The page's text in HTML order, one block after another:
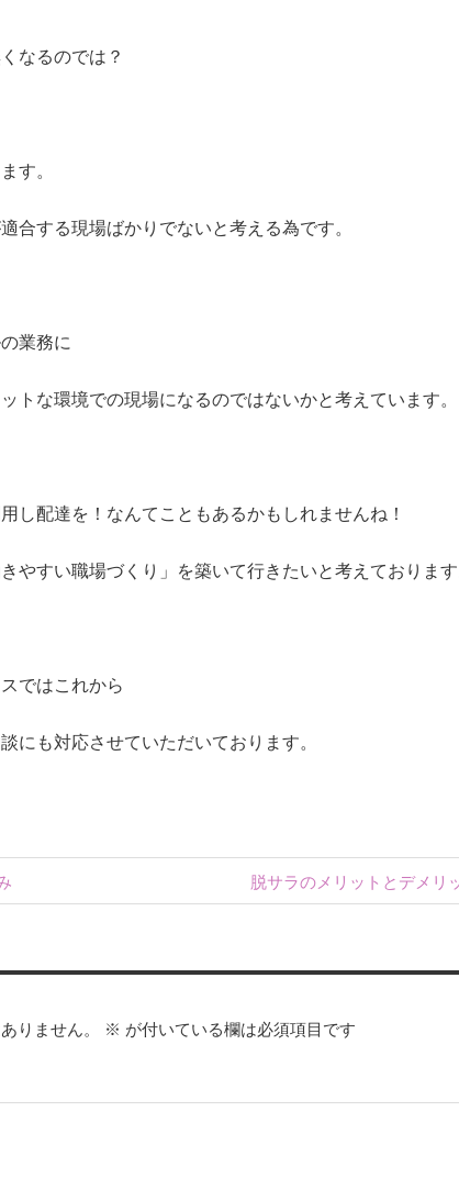
なるのでは？
す。
合する現場ばかりでないと考える為です。
業務に
トな環境での現場になるのではないかと考えています。
し配達を！なんてこともあるかもしれませんね！
やすい職場づくり」を築いて行きたいと考えております
ではこれから
にも対応させていただいております。
次
の
事:
脱サラのメリットとデメリ
りません。 ※ が付いている欄は必須項目です